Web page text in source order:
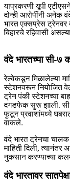
याप्रकरणी यूपी
दोन्ही आरोपींनी अनेक
भारत एक्सप्रेस
बिहारचे रहिवासी
वंदे भारतच्या सी-
रेल्वेकडून मिळालेल्या
स्टेशनवरून नियोजित
ट्रेन पंकी स्टेशनच्या
दगडफेक सुरू झाली.
फुटून प्रवाशांमध्ये
वाकले.
वंदे भारत ट्रेनचा चालक
माहिती दिली,
नुकसान करण्याच्या
वंदे भारतावर